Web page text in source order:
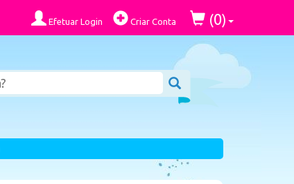
Efetuar Login Criar Conta (0)